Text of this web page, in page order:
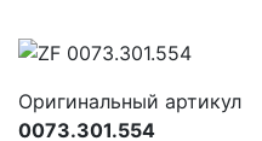
Оригинальный артикул
0073.301.554